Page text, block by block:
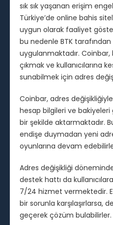
sık sık yaşanan erişim
Türkiye’de online bahis
uygun olarak faaliyet
bu nedenle BTK
uygulanmaktadır.
çıkmak ve kullanıcılarına
sunabilmek için adres
Coinbar, adres değişikliğiyle
hesap bilgileri ve
bir şekilde aktarmaktadır.
endişe duymadan yeni
oyunlarına devam
Adres değişikliği
destek hattı da
7/24 hizmet vermektedir.
bir sorunla karşılaşırlarsa,
geçerek çözüm bulabilirler.